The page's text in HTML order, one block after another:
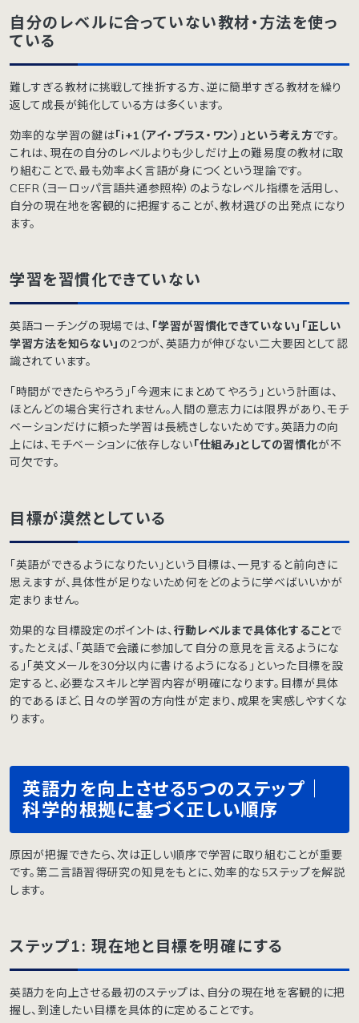
自分のレベルに合っていない教材・方法を使っ
ている
難しすぎる教材に挑戦して挫折する方、逆に簡単すぎる教材を繰り
返して成長が鈍化している方は多くいます。
効率的な学習の鍵は「i+1（アイ・プラス・ワン）」という考え方です。
これは、現在の自分のレベルよりも少しだけ上の難易度の教材に取
り組むことで、最も効率よく言語が身につくという理論です。
CEFR（ヨーロッパ言語共通参照枠）のようなレベル指標を活用し、
自分の現在地を客観的に把握することが、教材選びの出発点になり
ます。
学習を習慣化できていない
英語コーチングの現場では、 「学習が習慣化できていない」「正しい
学習方法を知らない」 の2つが、英語力が伸びない二大要因として認
識されています。
「時間ができたらやろう」「今週末にまとめてやろう」という計画は、
ほとんどの場合実行されません。人間の意志力には限界があり、モチ
ベーションだけに頼った学習は長続きしないためです。英語力の向
上には、モチベーションに依存しない「仕組み」としての習慣化が不
可欠です。
目標が漠然としている
「英語ができるようになりたい」という目標は、一見すると前向きに
思えますが、具体性が足りないため何をどのように学べばいいかが
定まりません。
効果的な目標設定のポイントは、 行動レベルまで具体化することで
す。たとえば、「英語で会議に参加して自分の意見を言えるようにな
る」「英文メールを30分以内に書けるようになる」といった目標を設
定すると、必要なスキルと学習内容が明確になります。目標が具体
的であるほど、日々の学習の方向性が定まり、成果を実感しやすくな
ります。
英語力を向上させる5つのステップ｜
科学的根拠に基づく正しい順序
原因が把握できたら、次は正しい順序で学習に取り組むことが重要
です。第二言語習得研究の知見をもとに、効率的な5ステップを解説
します。
ステップ1: 現在地と目標を明確にする
英語力を向上させる最初のステップは、自分の現在地を客観的に把
握し、到達したい目標を具体的に定めることです。